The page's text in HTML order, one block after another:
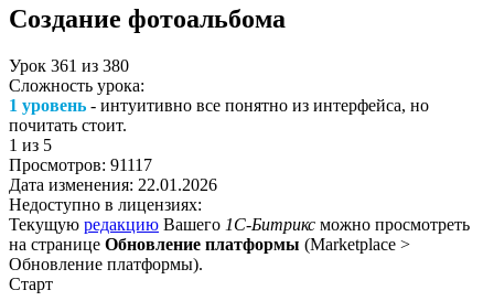
Создание фотоальбома
Урок 361 из 380
Сложность урока:
1 уровень - интуитивно все понятно из интерфейса, но
почитать стоит.
1 из 5
Просмотров: 91117
Дата изменения: 22.01.2026
Недоступно в лицензиях:
Текущую редакцию Вашего 1С-Битрикс можно просмотреть
на странице Обновление платформы (Marketplace >
Обновление платформы).
Старт